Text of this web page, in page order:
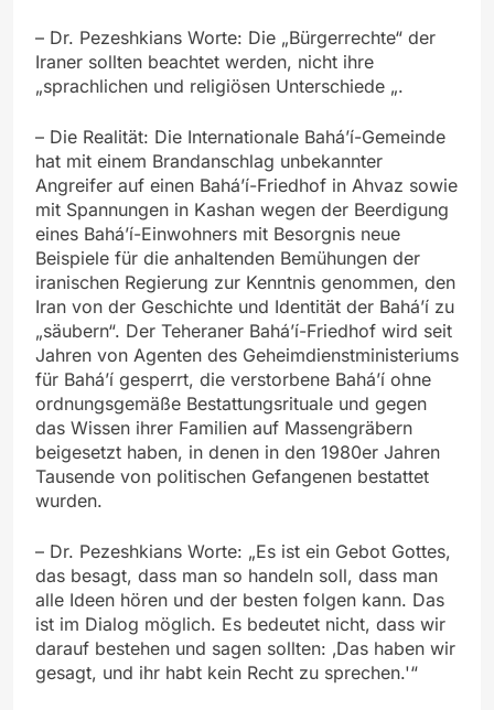
– Dr. Pezeshkians Worte: Die „Bürgerrechte“ der
Iraner sollten beachtet werden, nicht ihre
„sprachlichen und religiösen Unterschiede „.
– Die Realität: Die Internationale Bahá’í-Gemeinde
hat mit einem Brandanschlag unbekannter
Angreifer auf einen Bahá’í-Friedhof in Ahvaz sowie
mit Spannungen in Kashan wegen der Beerdigung
eines Bahá’í-Einwohners mit Besorgnis neue
Beispiele für die anhaltenden Bemühungen der
iranischen Regierung zur Kenntnis genommen, den
Iran von der Geschichte und Identität der Bahá’í zu
„säubern“. Der Teheraner Bahá’í-Friedhof wird seit
Jahren von Agenten des Geheimdienstministeriums
für Bahá’í gesperrt, die verstorbene Bahá’í ohne
ordnungsgemäße Bestattungsrituale und gegen
das Wissen ihrer Familien auf Massengräbern
beigesetzt haben, in denen in den 1980er Jahren
Tausende von politischen Gefangenen bestattet
wurden.
– Dr. Pezeshkians Worte: „Es ist ein Gebot Gottes,
das besagt, dass man so handeln soll, dass man
alle Ideen hören und der besten folgen kann. Das
ist im Dialog möglich. Es bedeutet nicht, dass wir
darauf bestehen und sagen sollten: ‚Das haben wir
gesagt, und ihr habt kein Recht zu sprechen.'“